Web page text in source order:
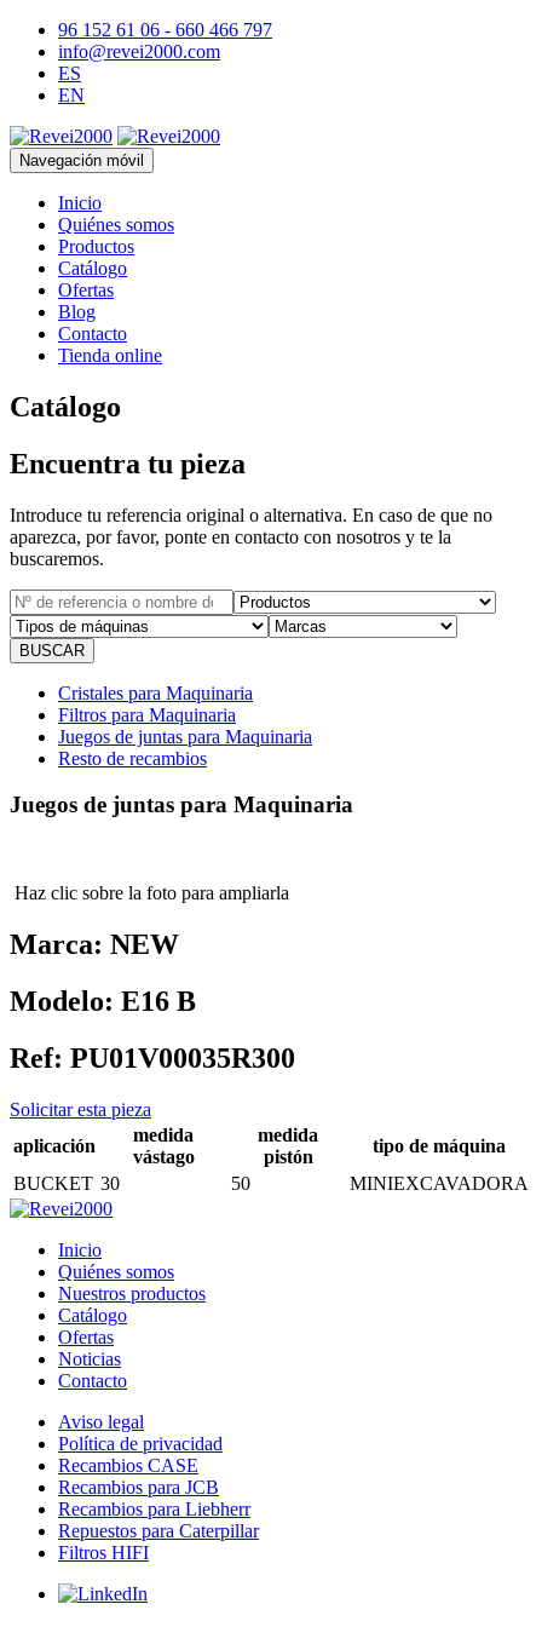
96 152 61 06 - 660 466 797
info@revei2000.com
ES
EN
Navegación móvil
Inicio
Quiénes somos
Productos
Catálogo
Ofertas
Blog
Contacto
Tienda online
Catálogo
Encuentra tu pieza
Introduce tu referencia original o alternativa. En caso de que no
aparezca, por favor, ponte en contacto con nosotros y te la
buscaremos.
Cristales para Maquinaria
Filtros para Maquinaria
Juegos de juntas para Maquinaria
Resto de recambios
Juegos de juntas para Maquinaria
Haz clic sobre la foto para ampliarla
Marca: NEW
Modelo: E16 B
Ref: PU01V00035R300
Solicitar esta pieza
aplicación
medida
vástago
medida
pistón
tipo de máquina
BUCKET 30 50 MINIEXCAVADORA
Inicio
Quiénes somos
Nuestros productos
Catálogo
Ofertas
Noticias
Contacto
Aviso legal
Política de privacidad
Recambios CASE
Recambios para JCB
Recambios para Liebherr
Repuestos para Caterpillar
Filtros HIFI